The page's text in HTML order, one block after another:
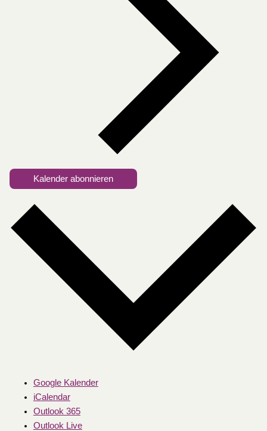
Kalender abonnieren
Google Kalender
iCalendar
Outlook 365
Outlook Live